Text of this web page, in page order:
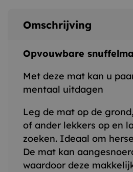
Omschrijving
Opvouwbare
Met deze mat kan u
mentaal uitdagen
Leg de mat op de
of ander lekkers op en
zoeken. Ideaal om
De mat kan
waardoor deze